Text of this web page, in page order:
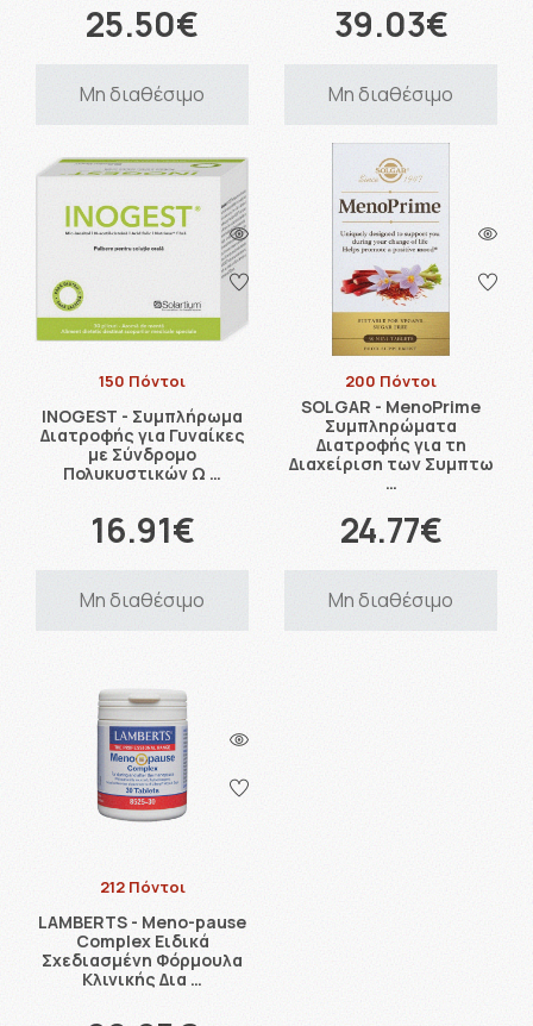
25.50€
Μη διαθέσιμο
39.03€
Μη διαθέσιμο
150 Πόντοι
INOGEST - Συμπλήρωμα
Διατροφής για Γυναίκες
με Σύνδρομο
Πολυκυστικών Ω …
16.91€
Μη διαθέσιμο
200 Πόντοι
SOLGAR - MenoPrime
Συμπληρώματα
Διατροφής για τη
Διαχείριση των Συμπτω
…
24.77€
Μη διαθέσιμο
212 Πόντοι
LAMBERTS - Meno-pause
Complex Ειδικά
Σχεδιασμένη Φόρμουλα
Κλινικής Δια …